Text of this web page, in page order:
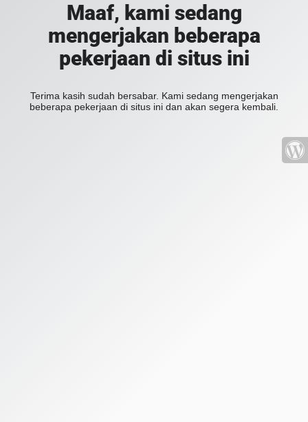
Maaf, kami sedang
mengerjakan beberapa
pekerjaan di situs ini
Terima kasih sudah bersabar. Kami sedang mengerjakan
beberapa pekerjaan di situs ini dan akan segera kembali.